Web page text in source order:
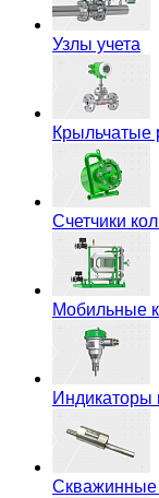
Узлы учета
Крыльчатые
Счетчики
Мобильные
Индикаторы